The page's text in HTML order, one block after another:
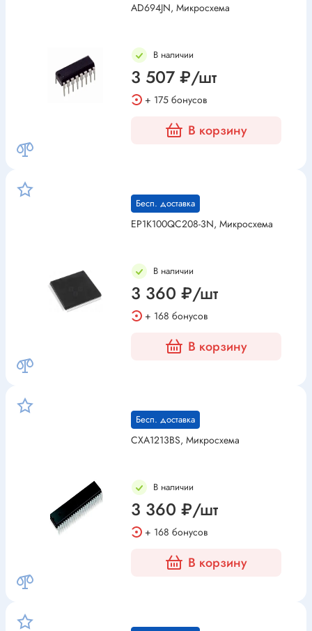
AD694JN, Микросхема
В наличии
3 507 ₽/шт
+ 175 бонусов
В корзину
Бесп. доставка
EP1K100QC208-3N, Микросхема
В наличии
3 360 ₽/шт
+ 168 бонусов
В корзину
Бесп. доставка
CXA1213BS, Микросхема
В наличии
3 360 ₽/шт
+ 168 бонусов
В корзину